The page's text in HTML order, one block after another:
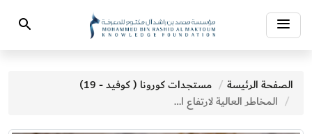
Toggle
navigation
Search
الصفحة الرئيسة
مستجدات كورونا ( كوفيد - 19)
المخاطر العالية لارتفاع التضخم